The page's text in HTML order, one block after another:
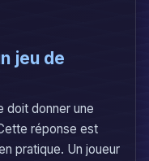
jeu de
doit donner une
réponse est
pratique. Un joueur